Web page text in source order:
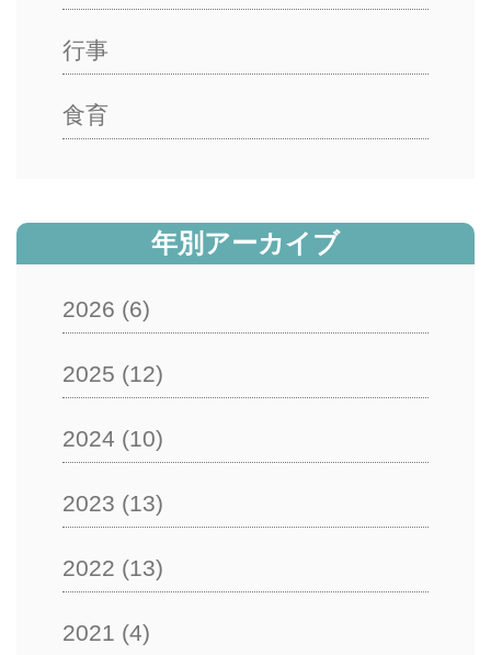
行事
食育
年別アーカイブ
2026 (6)
2025 (12)
2024 (10)
2023 (13)
2022 (13)
2021 (4)